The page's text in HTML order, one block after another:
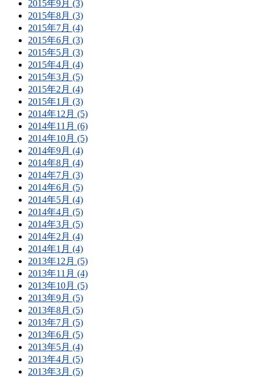
2015年9月 (3)
2015年8月 (3)
2015年7月 (4)
2015年6月 (3)
2015年5月 (3)
2015年4月 (4)
2015年3月 (5)
2015年2月 (4)
2015年1月 (3)
2014年12月 (5)
2014年11月 (6)
2014年10月 (5)
2014年9月 (4)
2014年8月 (4)
2014年7月 (3)
2014年6月 (5)
2014年5月 (4)
2014年4月 (5)
2014年3月 (5)
2014年2月 (4)
2014年1月 (4)
2013年12月 (5)
2013年11月 (4)
2013年10月 (5)
2013年9月 (5)
2013年8月 (5)
2013年7月 (5)
2013年6月 (5)
2013年5月 (4)
2013年4月 (5)
2013年3月 (5)